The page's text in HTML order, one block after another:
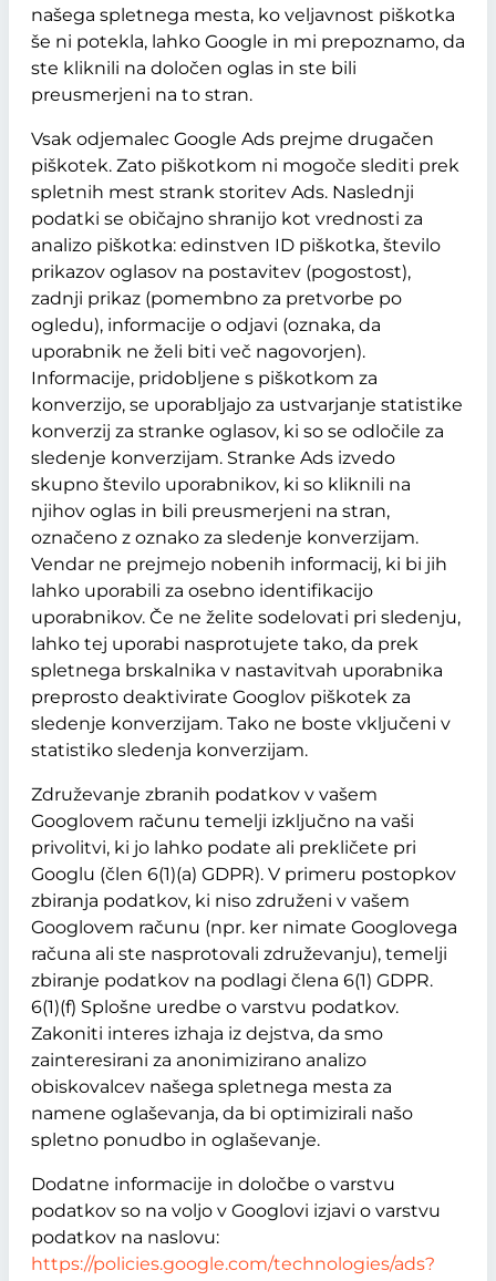
našega spletnega mesta, ko veljavnost piškotka
še ni potekla, lahko Google in mi prepoznamo, da
ste kliknili na določen oglas in ste bili
preusmerjeni na to stran.
Vsak odjemalec Google Ads prejme drugačen
piškotek. Zato piškotkom ni mogoče slediti prek
spletnih mest strank storitev Ads. Naslednji
podatki se običajno shranijo kot vrednosti za
analizo piškotka: edinstven ID piškotka, število
prikazov oglasov na postavitev (pogostost),
zadnji prikaz (pomembno za pretvorbe po
ogledu), informacije o odjavi (oznaka, da
uporabnik ne želi biti več nagovorjen).
Informacije, pridobljene s piškotkom za
konverzijo, se uporabljajo za ustvarjanje statistike
konverzij za stranke oglasov, ki so se odločile za
sledenje konverzijam. Stranke Ads izvedo
skupno število uporabnikov, ki so kliknili na
njihov oglas in bili preusmerjeni na stran,
označeno z oznako za sledenje konverzijam.
Vendar ne prejmejo nobenih informacij, ki bi jih
lahko uporabili za osebno identifikacijo
uporabnikov. Če ne želite sodelovati pri sledenju,
lahko tej uporabi nasprotujete tako, da prek
spletnega brskalnika v nastavitvah uporabnika
preprosto deaktivirate Googlov piškotek za
sledenje konverzijam. Tako ne boste vključeni v
statistiko sledenja konverzijam.
Združevanje zbranih podatkov v vašem
Googlovem računu temelji izključno na vaši
privolitvi, ki jo lahko podate ali prekličete pri
Googlu (člen 6(1)(a) GDPR). V primeru postopkov
zbiranja podatkov, ki niso združeni v vašem
Googlovem računu (npr. ker nimate Googlovega
računa ali ste nasprotovali združevanju), temelji
zbiranje podatkov na podlagi člena 6(1) GDPR.
6(1)(f) Splošne uredbe o varstvu podatkov.
Zakoniti interes izhaja iz dejstva, da smo
zainteresirani za anonimizirano analizo
obiskovalcev našega spletnega mesta za
namene oglaševanja, da bi optimizirali našo
spletno ponudbo in oglaševanje.
Dodatne informacije in določbe o varstvu
podatkov so na voljo v Googlovi izjavi o varstvu
podatkov na naslovu:
https://policies.google.com/technologies/ads?